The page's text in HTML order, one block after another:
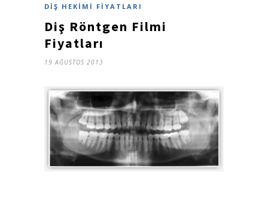
DIŞ HEKIMI FIYATLARI
Diş Röntgen Filmi
Fiyatları
19 AĞUSTOS 2013